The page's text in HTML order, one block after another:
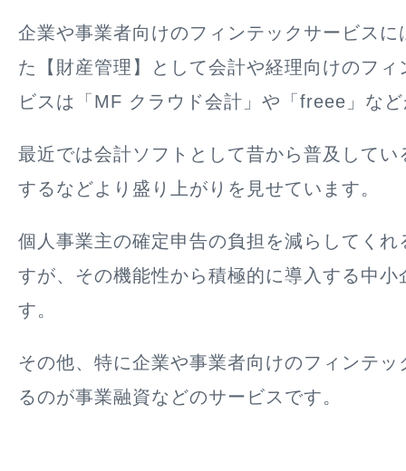
企業や事業者向けのフィンテックサービスに
た【財産管理】として会計や経理向けのフィ
ビスは「MF クラウド会計」や「freee」な
最近では会計ソフトとして昔から普及してい
するなどより盛り上がりを見せています。
個人事業主の確定申告の負担を減らしてくれ
すが、その機能性から積極的に導入する中小
す。
その他、特に企業や事業者向けのフィンテッ
るのが事業融資などのサービスです。